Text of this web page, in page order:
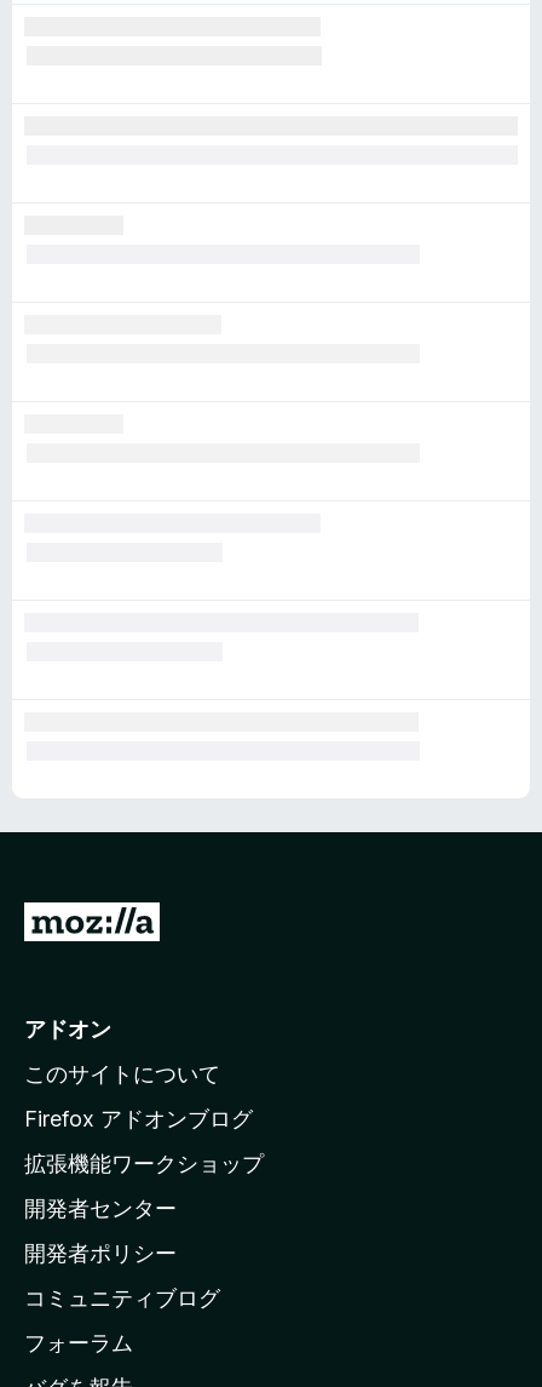
M
i
l
a
ホ
ー
ム
ー
ジ
へ
アドオン
このサイトについて
Firefox アドオンブログ
拡張機能ワークショップ
開発者センター
開発者ポリシー
コミュニティブログ
フォーラム